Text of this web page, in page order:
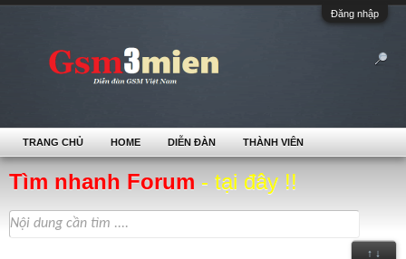
Đăng nhập
Tìm nhanh Forum - tại đây !!
↑ ↓
TRANG CHỦ HOME DIỄN ĐÀN THÀNH VIÊN